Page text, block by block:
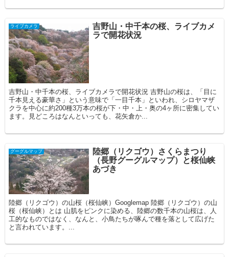
ライブカメラ
吉野山・中千本の桜、ライブカメ
ラで開花状況
吉野山・中千本の桜、ライブカメラで開花状況 吉野山の桜は、「目に
千本見える豪華さ」という意味で「一目千本」といわれ、シロヤマザ
クラを中心に約200種3万本の桜が下・中・上・奥の4ヶ所に密集してい
ます。見どころはなんといっても、花矢倉か...
グーグルマップ
陸郷（リクゴウ）さくらまつり
（長野グーグルマップ）と桜仙峡
あづき
陸郷（リクゴウ）の山桜（桜仙峡）Googlemap 陸郷（リクゴウ）の山
桜（桜仙峡）とは 山肌をピンクに染める、陸郷の数千本の山桜は、人
工的なものではなく、なんと、小鳥たちが啄んで種を落として広げた
と言われています。...